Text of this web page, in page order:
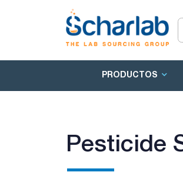
PRODUCTOS
Pesticide